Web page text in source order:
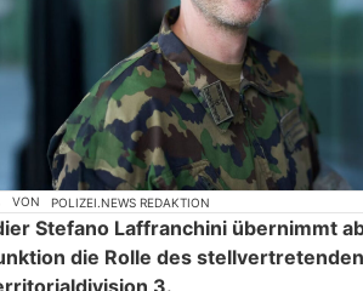
VON POLIZEI.NEWS REDAKTION
Stefano Laffranchini übernimmt
die Rolle des
3.